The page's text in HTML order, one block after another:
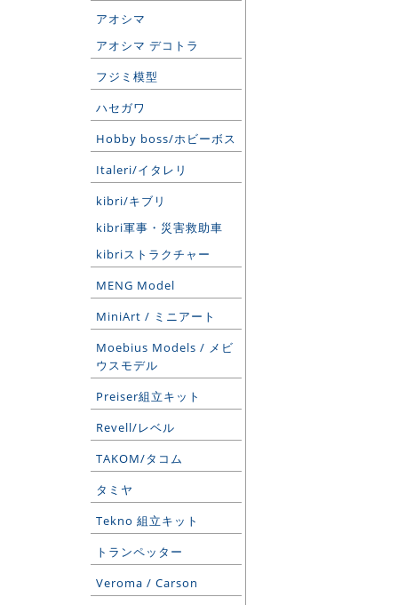
アオシマ
アオシマ デコトラ
フジミ模型
ハセガワ
Hobby boss/ホビーボス
Italeri/イタレリ
kibri/キブリ
kibri軍事・災害救助車
kibriストラクチャー
MENG Model
MiniArt / ミニアート
Moebius Models / メビ
ウスモデル
Preiser組立キット
Revell/レベル
TAKOM/タコム
タミヤ
Tekno 組立キット
トランペッター
Veroma / Carson